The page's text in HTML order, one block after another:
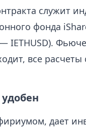
служит
фонда
IETHUSD).
все расчеты
дает